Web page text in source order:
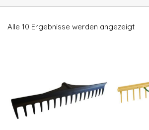
Alle 10 Ergebnisse werden angezeigt